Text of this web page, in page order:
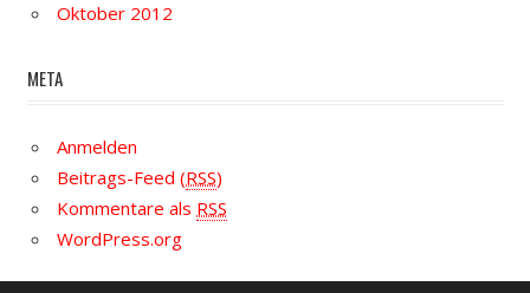
Oktober 2012
META
Anmelden
Beitrags-Feed (RSS)
Kommentare als RSS
WordPress.org